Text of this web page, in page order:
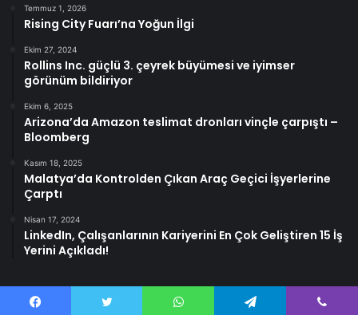
Temmuz 1, 2026
Rising City Fuarı’na Yoğun İlgi
Ekim 27, 2024
Rollins Inc. güçlü 3. çeyrek büyümesi ve iyimser
görünüm bildiriyor
Ekim 6, 2025
Arizona’da Amazon teslimat dronları vinçle çarpıştı –
Bloomberg
Kasım 18, 2025
Malatya’da Kontrolden Çıkan Araç Geçici İşyerlerine
Çarptı
Nisan 17, 2024
LinkedIn, Çalışanlarının Kariyerini En Çok Geliştiren 15 İş
Yerini Açıkladı!